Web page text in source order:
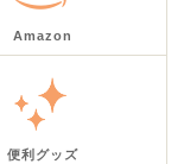
Amazon
便利グッズ